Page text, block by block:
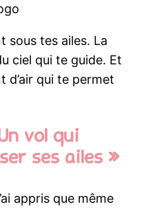
sous tes ailes. La
ciel qui te guide. Et
d’air qui te permet
vol qui
ses ailes »
appris que même